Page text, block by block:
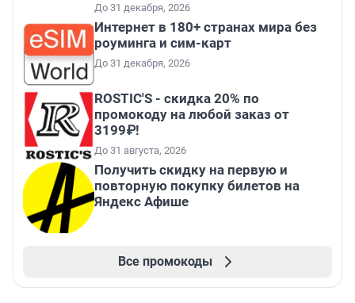
До 31 декабря, 2026
Интернет в 180+ странах мира без
роуминга и сим-карт
До 31 декабря, 2026
ROSTIC'S - скидка 20% по
промокоду на любой заказ от
3199₽!
До 31 августа, 2026
Получить скидку на первую и
повторную покупку билетов на
Яндекс Афише
Все промокоды